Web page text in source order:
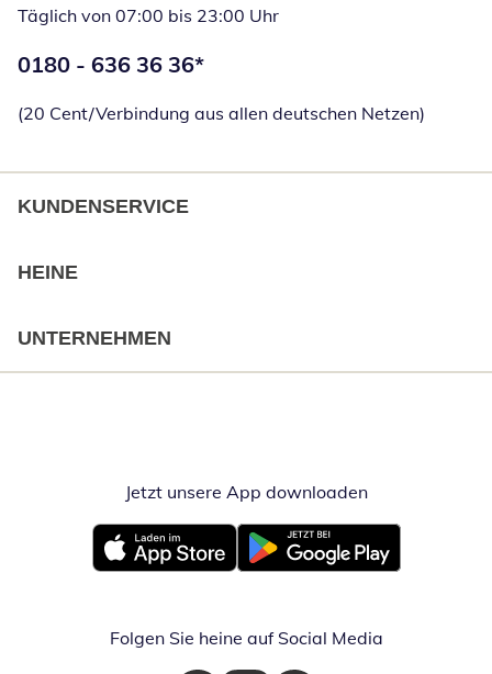
Täglich von 07:00 bis 23:00 Uhr
Telefonnummer:
0180 - 636 36 36*
(20 Cent/Verbindung aus allen deutschen Netzen)
KUNDENSERVICE
HEINE
UNTERNEHMEN
Jetzt unsere App downloadenÖffnet in
Öffnet in neuem FensterÖffnet in neuem Fenster
Folgen Sie heine auf Social Media